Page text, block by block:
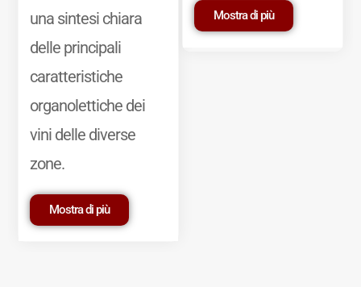
una sintesi chiara
delle principali
caratteristiche
organolettiche dei
vini delle diverse
zone.
Mostra di più
Mostra di più